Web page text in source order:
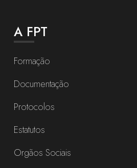
A FPT
Formação
Documentação
Protocolos
Estatutos
Orgãos Sociais